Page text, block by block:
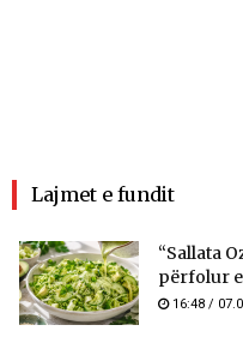
Lajmet e fundit
“Sallata
përfolur
16:48 /